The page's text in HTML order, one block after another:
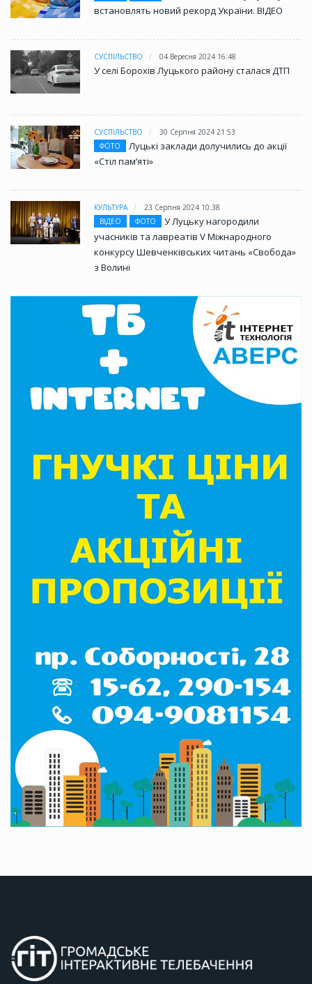
встановлять новий рекорд України. ВІДЕО
СУСПІЛЬСТВО 04 Вересня 2024 16:48
У селі Борохів Луцького району сталася ДТП
СУСПІЛЬСТВО
30 Серпня 2024 21:53
ФОТО
Луцькі заклади долучились до акції
«Стіл памʼяті»
КУЛЬТУРА
23 Серпня 2024 10:38
ВІДЕО
ФОТО
У Луцьку нагородили
учасників та лавреатів V Міжнародного
конкурсу Шевченківських читань «Свобода»
з Волині